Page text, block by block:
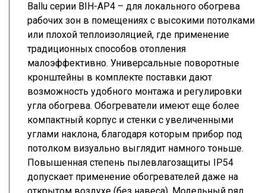
Ballu серии BIH-AP4 – для локального обогрева
рабочих зон в помещениях с высокими потолками
или плохой теплоизоляцией, где применение
традиционных способов отопления
малоэффективно. Универсальные поворотные
кронштейны в комплекте поставки дают
возможность удобного монтажа и регулировки
угла обогрева. Обогреватели имеют еще более
компактный корпус и стенки с увеличенными
углами наклона, благодаря которым прибор под
потолком визуально выглядит намного тоньше.
Повышенная степень пылевлагозащиты IP54
допускает применение обогревателей даже на